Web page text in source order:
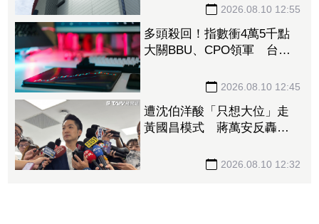
2026.08.10 12:55
多頭殺回！指數衝4萬5千點
大關BBU、CPO領軍 台達
2026.08.10 12:45
遭沈伯洋酸「只想大位」走
黃國昌模式 蔣萬安反轟
2026.08.10 12:32